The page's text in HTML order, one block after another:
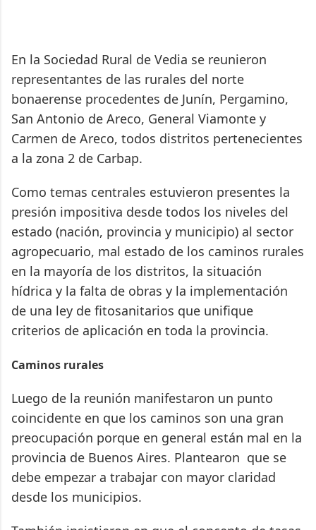
En la Sociedad Rural de Vedia se reunieron
representantes de las rurales del norte
bonaerense procedentes de Junín, Pergamino,
San Antonio de Areco, General Viamonte y
Carmen de Areco, todos distritos pertenecientes
a la zona 2 de Carbap.
Como temas centrales estuvieron presentes la
presión impositiva desde todos los niveles del
estado (nación, provincia y municipio) al sector
agropecuario, mal estado de los caminos rurales
en la mayoría de los distritos, la situación
hídrica y la falta de obras y la implementación
de una ley de fitosanitarios que unifique
criterios de aplicación en toda la provincia.
Caminos rurales
Luego de la reunión manifestaron un punto
coincidente en que los caminos son una gran
preocupación porque en general están mal en la
provincia de Buenos Aires. Plantearon que se
debe empezar a trabajar con mayor claridad
desde los municipios.